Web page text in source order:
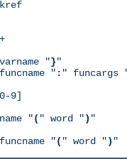
"}"
" : " funcargs
9]
"( " word ") "
"( " word ") "